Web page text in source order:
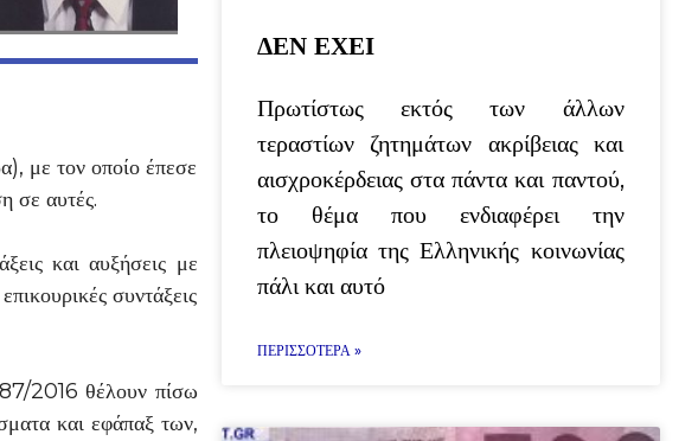
με τον οποίο έπεσε
σε αυτές.
και αυξήσεις με
συντάξεις
2016 θέλουν πίσω
και εφάπαξ των,
ΔΕΝ ΕΧΕΙ
Πρωτίστως εκτός των άλλων
τεραστίων ζητημάτων ακρίβειας και
αισχροκέρδειας στα πάντα και παντού,
το θέμα που ενδιαφέρει την
πλειοψηφία της Ελληνικής κοινωνίας
πάλι και αυτό
ΠΕΡΙΣΣΌΤΕΡΑ »